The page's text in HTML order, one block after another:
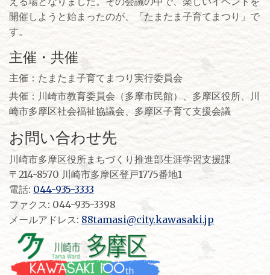
開催しようと始まったのが、「たまたま子育てまつり」で
す。
主催・共催
主催：たまたま子育てまつり実行委員会
共催：川崎市教育委員会（多摩市民館）、多摩区役所、川
崎市多摩区社会福祉協議会、多摩区子育て支援会議
お問い合わせ先
川崎市多摩区役所まちづくり推進部生涯学習支援課
〒214-8570 川崎市多摩区登戸1775番地1
電話: 044-935-3333
ファクス: 044-935-3398
メールアドレス: 88tamasi@city.kawasaki.jp